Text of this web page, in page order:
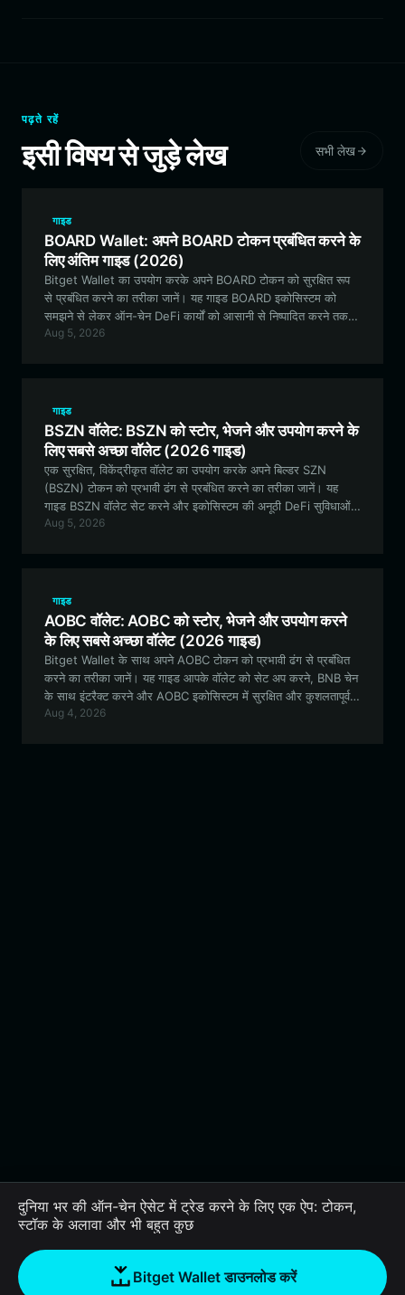
पढ़ते रहें
इसी विषय से जुड़े लेख सभी लेख
गाइड
BOARD Wallet: अपने BOARD टोकन प्रबंधित करने के
लिए अंतिम गाइड (2026)
Bitget Wallet का उपयोग करके अपने BOARD टोकन को सुरक्षित रूप
से प्रबंधित करने का तरीका जानें। यह गाइड BOARD इकोसिस्टम को
समझने से लेकर ऑन-चेन DeFi कार्यों को आसानी से निष्पादित करने तक
सब कुछ कवर करती है।
Aug 5, 2026
गाइड
BSZN वॉलेट: BSZN को स्टोर, भेजने और उपयोग करने के
लिए सबसे अच्छा वॉलेट (2026 गाइड)
एक सुरक्षित, विकेंद्रीकृत वॉलेट का उपयोग करके अपने बिल्डर SZN
(BSZN) टोकन को प्रभावी ढंग से प्रबंधित करने का तरीका जानें। यह
गाइड BSZN वॉलेट सेट करने और इकोसिस्टम की अनूठी DeFi सुविधाओं
का उपयोग करने के आवश्यक चरणों को कवर करती है।
Aug 5, 2026
गाइड
AOBC वॉलेट: AOBC को स्टोर, भेजने और उपयोग करने
के लिए सबसे अच्छा वॉलेट (2026 गाइड)
Bitget Wallet के साथ अपने AOBC टोकन को प्रभावी ढंग से प्रबंधित
करने का तरीका जानें। यह गाइड आपके वॉलेट को सेट अप करने, BNB चेन
के साथ इंटरैक्ट करने और AOBC इकोसिस्टम में सुरक्षित और कुशलतापूर्वक
भाग लेने का एक व्यापक अवलोकन प्रदान करती है।
Aug 4, 2026
दुनिया भर की ऑन-चेन ऐसेट में ट्रेड करने के लिए एक ऐप: टोकन,
स्टॉक के अलावा और भी बहुत कुछ
Bitget Wallet डाउनलोड करें